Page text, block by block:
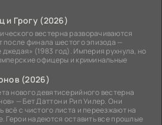
и Грогу (2026)
вестерна разворачиваются
после финала шестого эпизода —
(1983 год). Империя рухнула, но
офицеры и криминальные
(2026)
нового девятисерийного вестерна
— Бет Даттон и Рип Уилер. Они
всё с чистого листа и переезжают на
Герои надеются оставить все прошлые